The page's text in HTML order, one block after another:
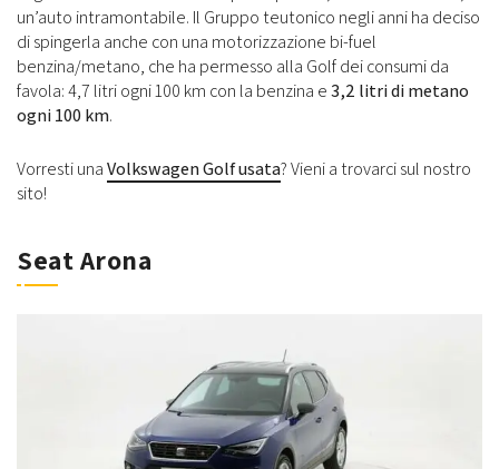
un’auto intramontabile. Il Gruppo teutonico negli anni ha deciso
di spingerla anche con una motorizzazione bi-fuel
benzina/metano, che ha permesso alla Golf dei consumi da
favola: 4,7 litri ogni 100 km con la benzina e3,2 litri di metano
ogni 100 km.
Vorresti unaVolkswagen Golf usata? Vieni a trovarci sul nostro
sito!
Seat Arona